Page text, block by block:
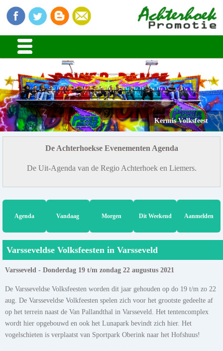
Kermis Volksfeest
De Achterhoekse Evenementen Agenda
De Uit-Agenda van de Regio Achterhoek en Liemers.
Agenda Vandaag Morgen Dit Weekend Aanmelden
Varsseveldse Volksfeesten in Varsseveld
Varsseveld - Donderdag 19 t/m zondag 22 augustus 2021
De Varsseveldse Volksfeesten worden dit jaar gehouden op do 19 t/m zo 22
aug. De Varsseveldse Volkfeesten spelen zich voor het grootste gedeelte af
op het terrein naast de Van Pallandthal in Varsseveld. Het tentencomplex
wordt hier opgebouwd en ook het Lunapark bevindt zich hier. Het
vogelschieten is verplaatst van Sportpark Oberink naar het Hofshuus!